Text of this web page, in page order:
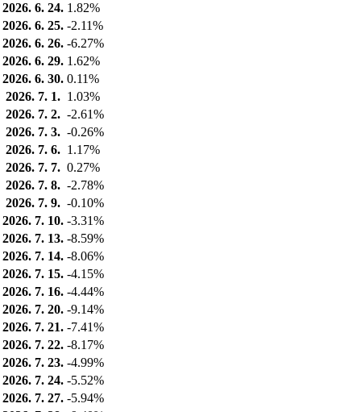
2026. 6. 24. 1.82%
2026. 6. 25. -2.11%
2026. 6. 26. -6.27%
2026. 6. 29. 1.62%
2026. 6. 30. 0.11%
2026. 7. 1. 1.03%
2026. 7. 2. -2.61%
2026. 7. 3. -0.26%
2026. 7. 6. 1.17%
2026. 7. 7. 0.27%
2026. 7. 8. -2.78%
2026. 7. 9. -0.10%
2026. 7. 10. -3.31%
2026. 7. 13. -8.59%
2026. 7. 14. -8.06%
2026. 7. 15. -4.15%
2026. 7. 16. -4.44%
2026. 7. 20. -9.14%
2026. 7. 21. -7.41%
2026. 7. 22. -8.17%
2026. 7. 23. -4.99%
2026. 7. 24. -5.52%
2026. 7. 27. -5.94%